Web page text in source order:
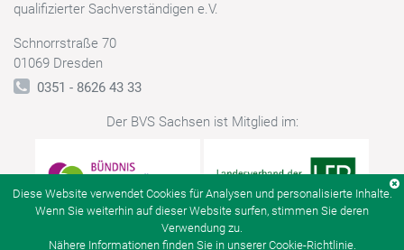
qualifizierter Sachverständigen e.V.
Schnorrstraße 70
01069 Dresden
0351 - 8626 43 33
Der BVS Sachsen ist Mitglied im:
Diese Website verwendet Cookies für Analysen und personalisierte Inhalte.
Wenn Sie weiterhin auf dieser Website surfen, stimmen Sie deren
Verwendung zu.
Nähere Informationen finden Sie in unsererCookie-Richtlinie.